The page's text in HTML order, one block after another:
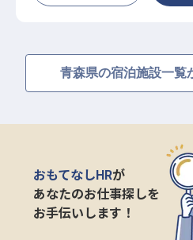
青森県の宿泊施設一覧
おもてなしHRが
あなたのお仕事探しを
お手伝いします！